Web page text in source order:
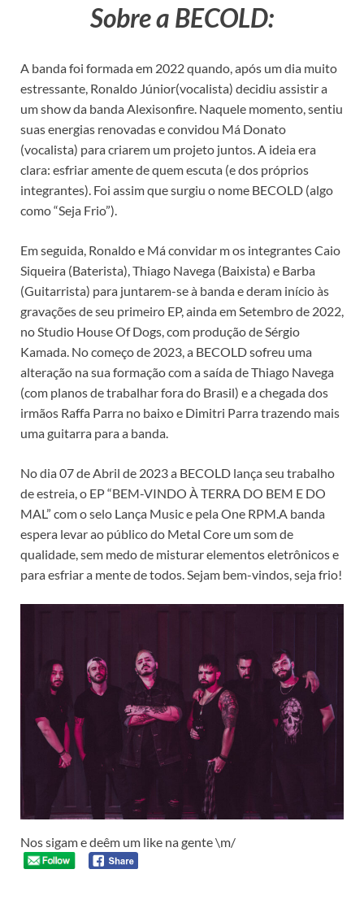
Sobre a BECOLD:
A banda foi formada em 2022 quando, após um dia muito
estressante, Ronaldo Júnior(vocalista) decidiu assistir a
um show da banda Alexisonfire. Naquele momento, sentiu
suas energias renovadas e convidou Má Donato
(vocalista) para criarem um projeto juntos. A ideia era
clara: esfriar amente de quem escuta (e dos próprios
integrantes). Foi assim que surgiu o nome BECOLD (algo
como “Seja Frio”).
Em seguida, Ronaldo e Má convidar m os integrantes Caio
Siqueira (Baterista), Thiago Navega (Baixista) e Barba
(Guitarrista) para juntarem-se à banda e deram início às
gravações de seu primeiro EP, ainda em Setembro de 2022,
no Studio House Of Dogs, com produção de Sérgio
Kamada. No começo de 2023, a BECOLD sofreu uma
alteração na sua formação com a saída de Thiago Navega
(com planos de trabalhar fora do Brasil) e a chegada dos
irmãos Raffa Parra no baixo e Dimitri Parra trazendo mais
uma guitarra para a banda.
No dia 07 de Abril de 2023 a BECOLD lança seu trabalho
de estreia, o EP “BEM-VINDO À TERRA DO BEM E DO
MAL” com o selo Lança Music e pela One RPM.A banda
espera levar ao público do Metal Core um som de
qualidade, sem medo de misturar elementos eletrônicos e
para esfriar a mente de todos. Sejam bem-vindos, seja frio!
Nos sigam e deêm um like na gente \m/